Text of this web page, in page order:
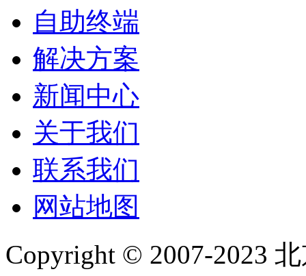
自助终端
解决方案
新闻中心
关于我们
联系我们
网站地图
Copyright © 2007-2023